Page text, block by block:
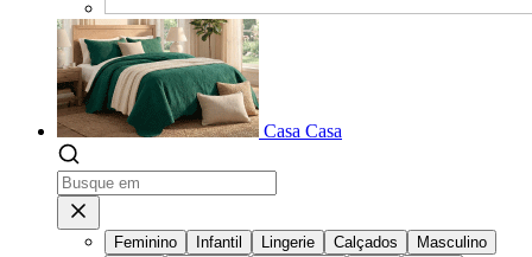
Casa Casa
Feminino Infantil Lingerie Calçados
Masculino